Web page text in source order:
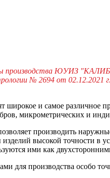
ЮУИЗ
№ 2694 от
и самое различное
микрометрических и
производить
высокой точности в
ими как
для производства особо